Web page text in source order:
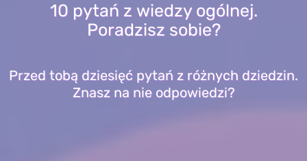
10 pytań z wiedzy ogólnej.
Poradzisz sobie?
Przed tobą dziesięć pytań z różnych dziedzin.
Znasz na nie odpowiedzi?